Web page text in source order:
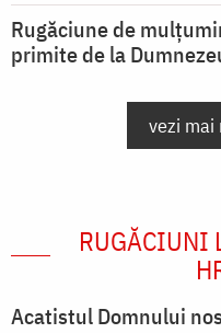
Rugăciune de
primite de la
vezi mai
RUGĂCIUNI
Acatistul Domnului